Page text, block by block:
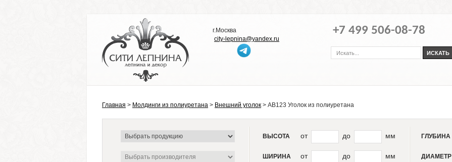
+7 499 506-08-78
г.Москва
city-lepnina@yandex.ru
Главная > Молдинги из полиуретана > Внешний уголок > AB123 Уголок из полиуретана
ВЫСОТА от до мм
ШИРИНА от до мм
ГЛУБИНА
ДИАМЕТР